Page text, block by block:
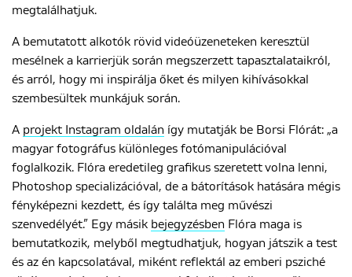
ENGLISH
megtalálhatjuk.
A bemutatott alkotók rövid videóüzeneteken keresztül
mesélnek a karrierjük során megszerzett tapasztalataikról,
és arról, hogy mi inspirálja őket és milyen kihívásokkal
szembesültek munkájuk során.
A projekt Instagram oldalán így mutatják be Borsi Flórát: „a
magyar fotográfus különleges fotómanipulációval
foglalkozik. Flóra eredetileg grafikus szeretett volna lenni,
Photoshop specializációval, de a bátorítások hatására mégis
fényképezni kezdett, és így találta meg művészi
szenvedélyét.” Egy másik bejegyzésben Flóra maga is
bemutatkozik, melyből megtudhatjuk, hogyan játszik a test
és az én kapcsolatával, miként reflektál az emberi psziché